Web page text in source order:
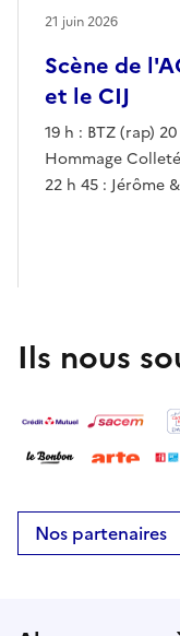
Scène de
et le CIJ
19 h : BTZ (rap)
Hommage
22 h 45 : Jérôme
21 juin 2026
Ils nous
Nos partenaires